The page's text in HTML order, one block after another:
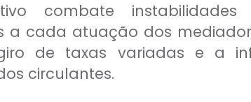
combate
a cada atuação dos
de taxas variadas e a
circulantes.